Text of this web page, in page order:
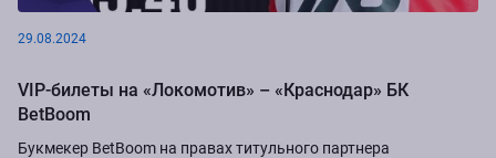
29.08.2024
VIP-билеты на «Локомотив» – «Краснодар» БК
BetBoom
Букмекер BetBoom на правах титульного партнера